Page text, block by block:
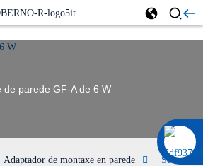
0086 13322920697
de parede GF-A de 6 W
Adaptador de montaxe en parede
Serie de